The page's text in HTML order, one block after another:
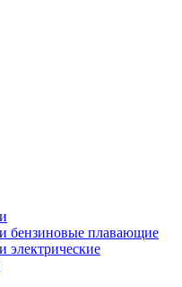
бензиновые плавающие
электрические